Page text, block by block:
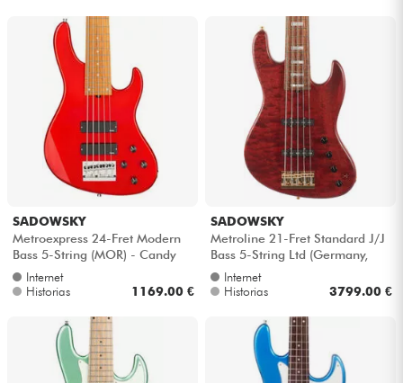
SADOWSKY
Metroexpress 24-Fret Modern
Bass 5-String (MOR) - Candy
apple red metallic
Internet
Historias
1169.00 €
SADOWSKY
Metroline 21-Fret Standard J/J
Bass 5-String Ltd (Germany,
MN) - Majestic red transpare...
Internet
Historias
3799.00 €